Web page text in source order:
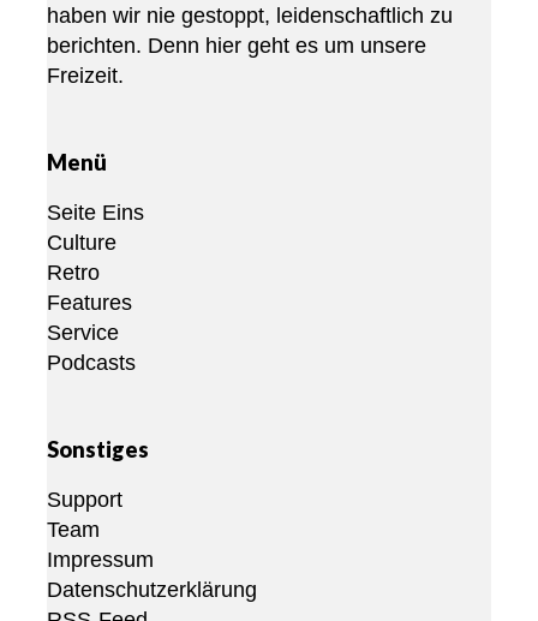
haben wir nie gestoppt, leidenschaftlich zu
berichten. Denn hier geht es um unsere
Freizeit.
Menü
Seite Eins
Culture
Retro
Features
Service
Podcasts
Sonstiges
Support
Team
Impressum
Datenschutzerklärung